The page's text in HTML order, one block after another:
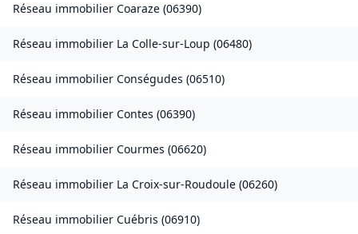
Réseau immobilier Coaraze (06390)
Réseau immobilier La Colle-sur-Loup (06480)
Réseau immobilier Conségudes (06510)
Réseau immobilier Contes (06390)
Réseau immobilier Courmes (06620)
Réseau immobilier La Croix-sur-Roudoule (06260)
Réseau immobilier Cuébris (06910)